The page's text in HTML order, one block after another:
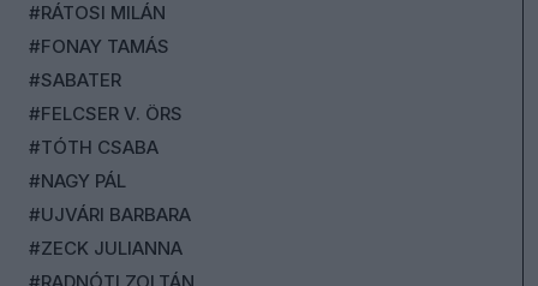
#RÁTOSI MILÁN
#FONAY TAMÁS
#SABATER
#FELCSER V. ÖRS
#TÓTH CSABA
#NAGY PÁL
#UJVÁRI BARBARA
#ZECK JULIANNA